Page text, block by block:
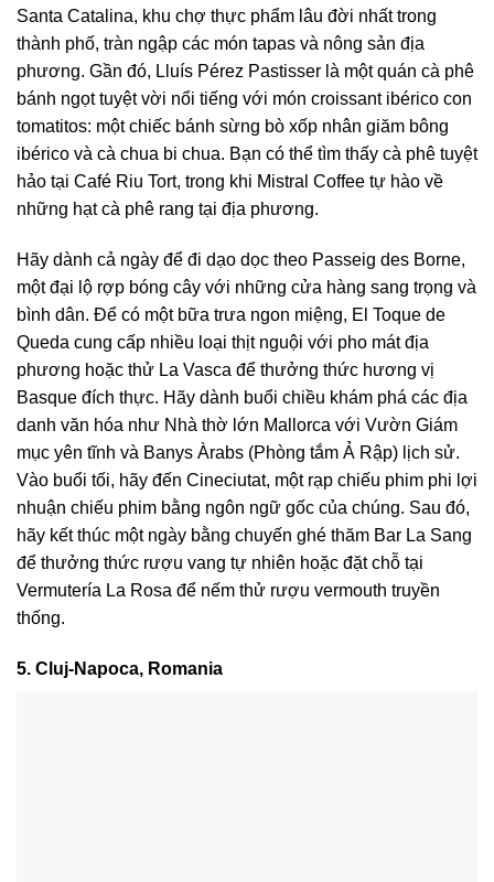
Santa Catalina, khu chợ thực phẩm lâu đời nhất trong
thành phố, tràn ngập các món tapas và nông sản địa
phương. Gần đó, Lluís Pérez Pastisser là một quán cà phê
bánh ngọt tuyệt vời nổi tiếng với món croissant ibérico con
tomatitos: một chiếc bánh sừng bò xốp nhân giăm bông
ibérico và cà chua bi chua. Bạn có thể tìm thấy cà phê tuyệt
hảo tại Café Riu Tort, trong khi Mistral Coffee tự hào về
những hạt cà phê rang tại địa phương.
Hãy dành cả ngày để đi dạo dọc theo Passeig des Borne,
một đại lộ rợp bóng cây với những cửa hàng sang trọng và
bình dân. Để có một bữa trưa ngon miệng, El Toque de
Queda cung cấp nhiều loại thịt nguội với pho mát địa
phương hoặc thử La Vasca để thưởng thức hương vị
Basque đích thực. Hãy dành buổi chiều khám phá các địa
danh văn hóa như Nhà thờ lớn Mallorca với Vườn Giám
mục yên tĩnh và Banys Àrabs (Phòng tắm Ả Rập) lịch sử.
Vào buổi tối, hãy đến Cineciutat, một rạp chiếu phim phi lợi
nhuận chiếu phim bằng ngôn ngữ gốc của chúng. Sau đó,
hãy kết thúc một ngày bằng chuyến ghé thăm Bar La Sang
để thưởng thức rượu vang tự nhiên hoặc đặt chỗ tại
Vermutería La Rosa để nếm thử rượu vermouth truyền
thống.
5. Cluj-Napoca, Romania